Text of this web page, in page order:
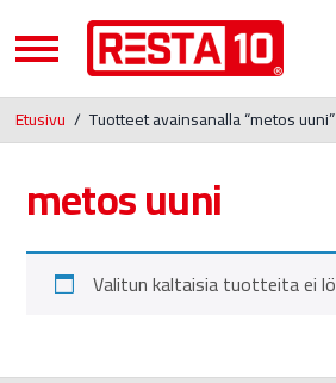
Etusivu / Tuotteet avainsanalla “metos uuni”
metos uuni
Valitun kaltaisia tuotteita ei